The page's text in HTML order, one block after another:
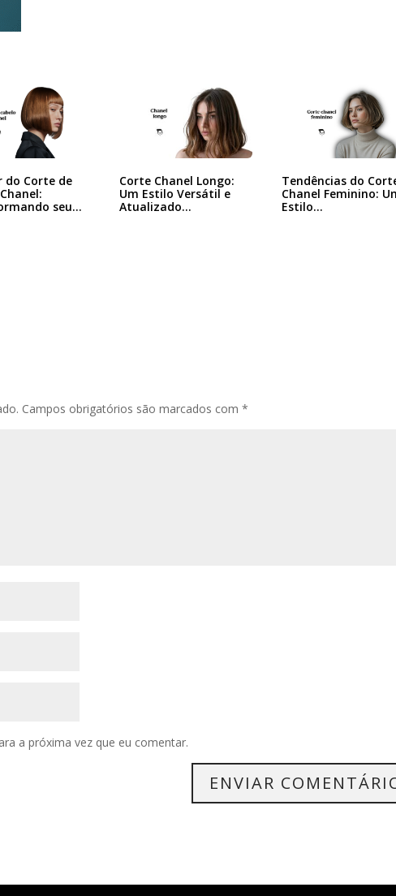
do Corte de
seu…
Corte Chanel Longo:
Um Estilo Versátil e
Atualizado…
Tendências do
Chanel Feminino:
Estilo…
Campos obrigatórios são marcados com*
a próxima vez que eu comentar.